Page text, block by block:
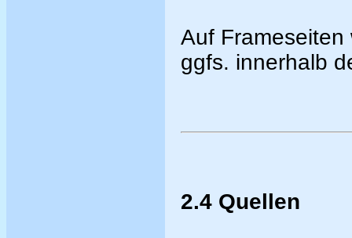
Auf Frameseiten
ggfs. innerhalb
2.4 Quellen